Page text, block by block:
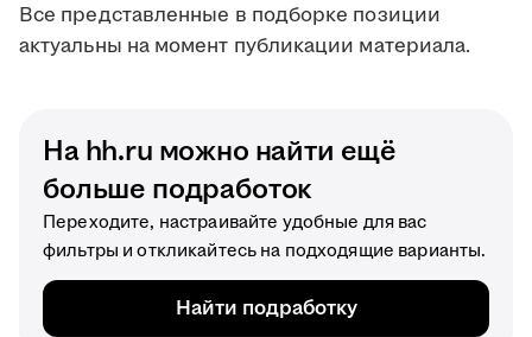
Все представленные в подборке позиции
актуальны на момент публикации материала.
На hh.ru можно найти ещё
больше подработок
Переходите, настраивайте удобные для вас
фильтры и откликайтесь на подходящие варианты.
Найти подработку